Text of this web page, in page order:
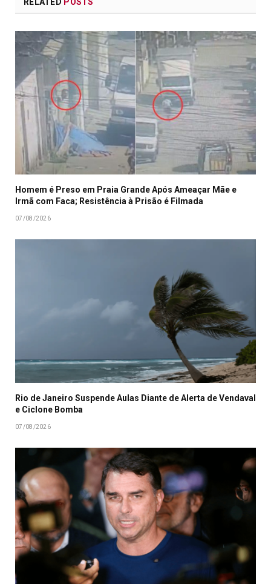
Homem é Preso em Praia Grande Após Ameaçar Mãe e
Irmã com Faca; Resistência à Prisão é Filmada
07/08/2026
Rio de Janeiro Suspende Aulas Diante de Alerta de Vendaval
e Ciclone Bomba
07/08/2026